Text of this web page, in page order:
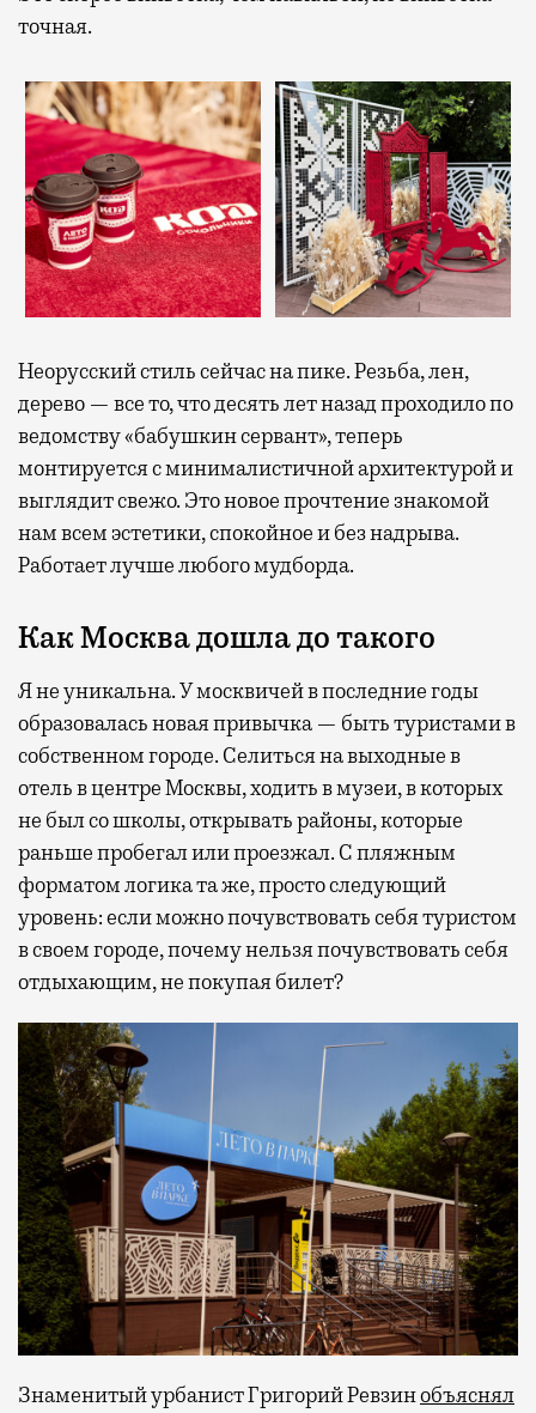
точная.
Неорусский стиль сейчас на пике. Резьба, лен,
дерево — все то, что десять лет назад проходило по
ведомству «бабушкин сервант», теперь
монтируется с минималистичной архитектурой и
выглядит свежо. Это новое прочтение знакомой
нам всем эстетики, спокойное и без надрыва.
Работает лучше любого мудборда.
Как Москва дошла до такого
Я не уникальна. У москвичей в последние годы
образовалась новая привычка — быть туристами в
собственном городе. Селиться на выходные в
отель в центре Москвы, ходить в музеи, в которых
не был со школы, открывать районы, которые
раньше пробегал или проезжал. С пляжным
форматом логика та же, просто следующий
уровень: если можно почувствовать себя туристом
в своем городе, почему нельзя почувствовать себя
отдыхающим, не покупая билет?
Знаменитый урбанист Григорий Ревзинобъяснял